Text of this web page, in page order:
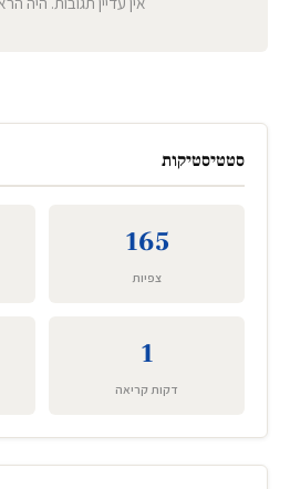
סטטיסטיקות
165
צפיות
1
דקות קריאה